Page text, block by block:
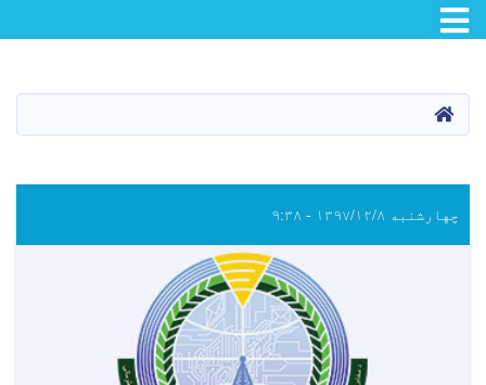
Toggle navigation
کور
چهارشنبه ۱۳۹۷/۱۲/۸ - ۹:۳۸